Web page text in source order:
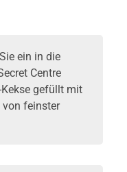
ein in die
Centre
gefüllt mit
von feinster